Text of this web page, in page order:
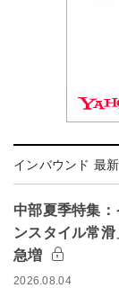
インバウンド 最
中部夏季特集
ンスタイル常
急増
2026.08.04